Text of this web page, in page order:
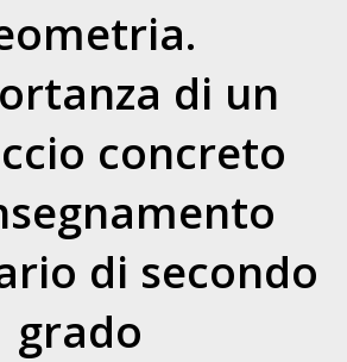
di un
concreto
di secondo
grado